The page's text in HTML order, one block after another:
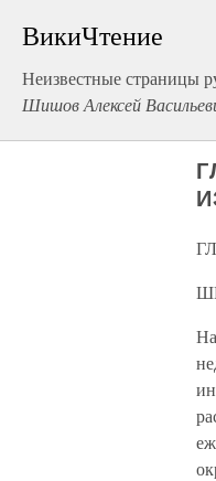
ВикиЧтение
Неизвестные страницы
Шишов Алексей